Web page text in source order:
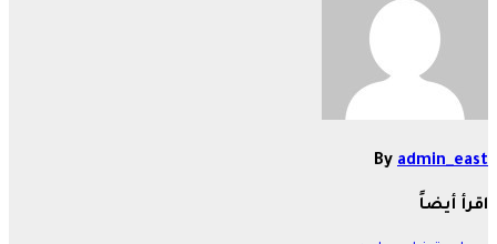
By admin_east
اقرأ أيضاً